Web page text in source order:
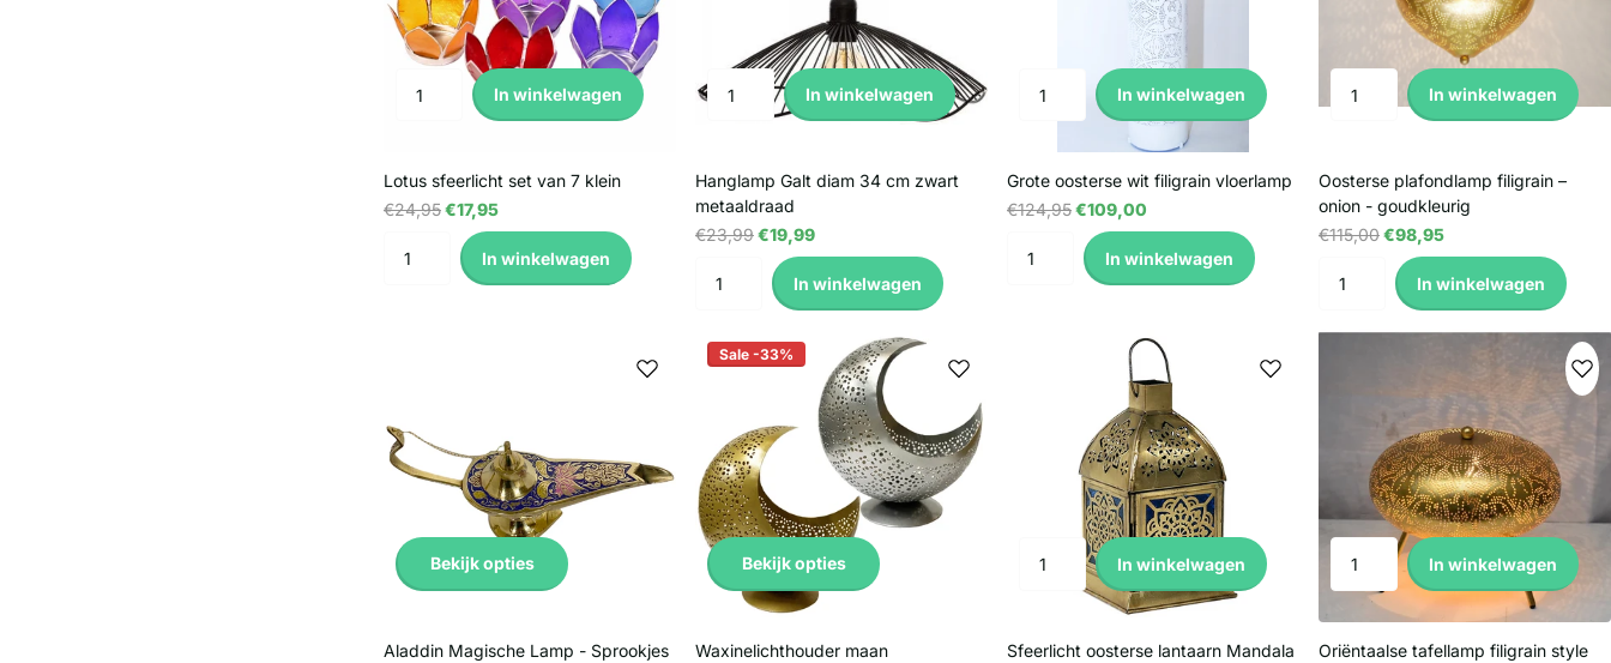
In winkelwagen
Lotus sfeerlicht set van 7 klein
€24,95€17,95
In winkelwagen
In winkelwagen
Hanglamp Galt diam 34 cm zwart
metaaldraad
€23,99€19,99
In winkelwagen
In winkelwagen
Grote oosterse wit filigrain vloerlamp
€124,95€109,00
In winkelwagen
In winkelwagen
Oosterse plafondlamp filigrain –
onion - goudkleurig
€115,00€98,95
In winkelwagen
Bekijk opties
Aladdin Magische Lamp - Sprookjes
Sale -33%
Bekijk opties
Waxinelichthouder maan
In winkelwagen
Sfeerlicht oosterse lantaarn Mandala
In winkelwagen
Oriëntaalse tafellamp filigrain style